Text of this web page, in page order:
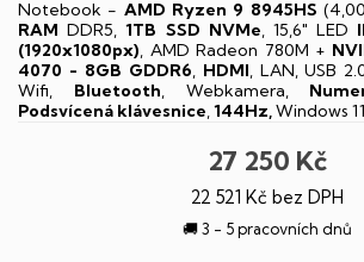
Notebook - AMD Ryzen 9 8945HS
RAM DDR5,1TB SSD NVMe, 15,6" LED
(1920x1080px), AMD Radeon 780M +
4070 - 8GB GDDR6, HDMI, LAN, USB
Wifi, Bluetooth, Webkamera,
Podsvícená klávesnice,144Hz,Windows
27 250 Kč
22 521 Kč bez DPH
🚚 3 - 5 pracovních dnů